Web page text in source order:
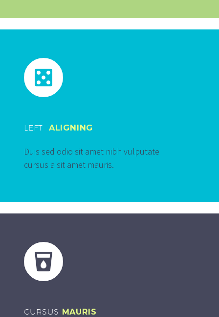


LEFT ALIGNING
Duis sed odio sit amet nibh vulputate
cursus a sit amet mauris.


CURSUS MAURIS